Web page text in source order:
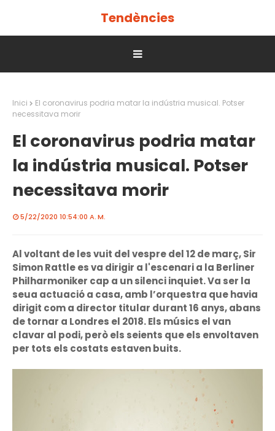
Tendències
Inici
El coronavirus podria matar la indústria musical. Potser
necessitava morir
El coronavirus podria matar
la indústria musical. Potser
necessitava morir
5/22/2020 10:54:00 A. M.
Al voltant de les vuit del vespre del 12 de març, Sir
Simon Rattle es va dirigir a l'escenari a la Berliner
Philharmoniker cap a un silenci inquiet. Va ser la
seua actuació a casa, amb l’orquestra que havia
dirigit com a director titular durant 16 anys, abans
de tornar a Londres el 2018. Els músics el van
clavar al podi, però els seients que els envoltaven
per tots els costats estaven buits.